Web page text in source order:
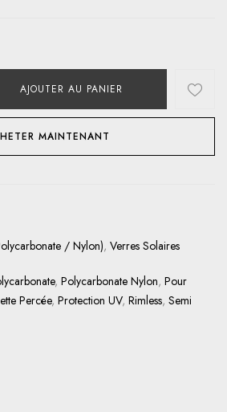
AJOUTER AU PANIER
MAINTENANT
/ Nylon), Verres Solaires
, Polycarbonate Nylon, Pour
Percée, Protection UV, Rimless, Semi